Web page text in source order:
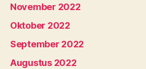
November 2022
Oktober 2022
September 2022
Augustus 2022